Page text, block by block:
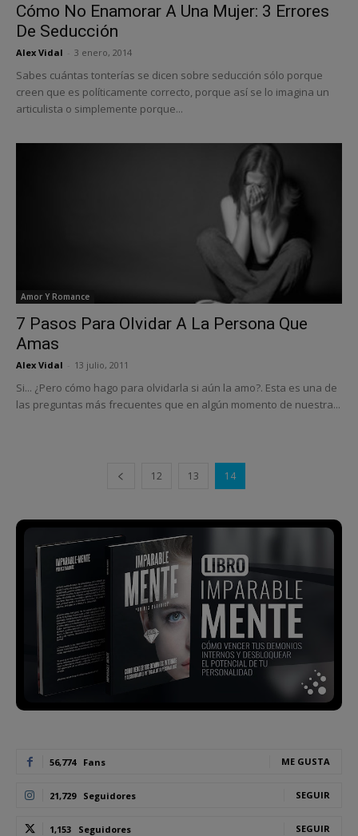
Cómo No Enamorar A Una Mujer: 3 Errores
De Seducción
Alex Vidal 3 enero, 2014
Sabes cuántas tonterías se dicen sobre seducción sólo porque
creen que es políticamente correcto, porque así se lo imagina un
articulista o simplemente porque...
Amor Y Romance
7 Pasos Para Olvidar A La Persona Que
Amas
Alex Vidal 13 julio, 2011
Si... ¿Pero cómo hago para olvidarla si aún la amo?. Esta es una de
las preguntas más frecuentes que en algún momento de nuestra...
12 13 14
56,774 Fans ME GUSTA
21,729 Seguidores SEGUIR
1,153 Seguidores SEGUIR